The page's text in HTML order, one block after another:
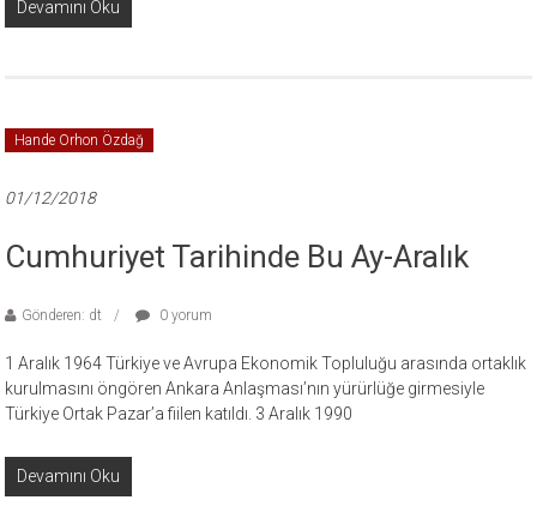
Devamını Oku
Hande Orhon Özdağ
01/12/2018
Cumhuriyet Tarihinde Bu Ay-Aralık
Gönderen: dt 0 yorum
1 Aralık 1964 Türkiye ve Avrupa Ekonomik Topluluğu arasında ortaklık
kurulmasını öngören Ankara Anlaşması’nın yürürlüğe girmesiyle
Türkiye Ortak Pazar’a fiilen katıldı. 3 Aralık 1990
Devamını Oku